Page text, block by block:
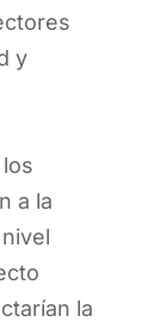
y
a la
la